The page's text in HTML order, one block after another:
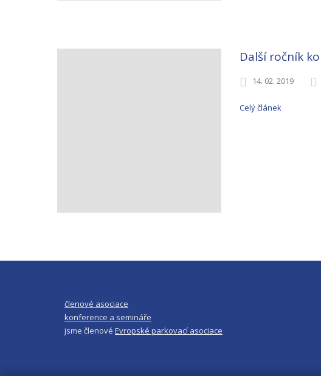
Další ročník
14. 02. 2019
Celý článek
členové asociace
konference a semináře
jsme členové Evropské parkovací asociace